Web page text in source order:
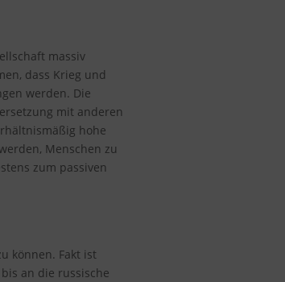
massiv
dass Krieg und
werden. Die
mit anderen
hohe
Menschen zu
zum passiven
können. Fakt ist
an die russische